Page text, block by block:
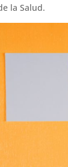
la Salud.